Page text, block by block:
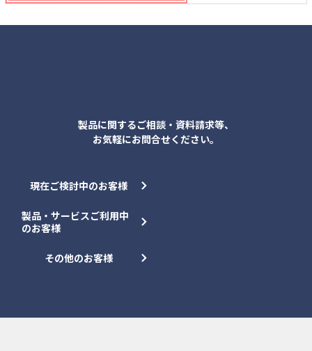
製品に関するご相談・資料請求等、
お気軽にお問合せください。
現在ご検討中のお客様
製品・サービスご利用中
のお客様
その他のお客様